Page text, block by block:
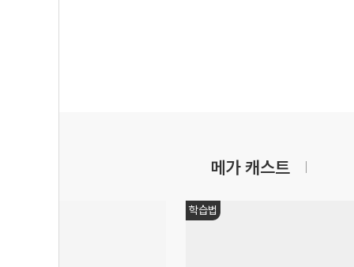
메가 캐스트
학습법